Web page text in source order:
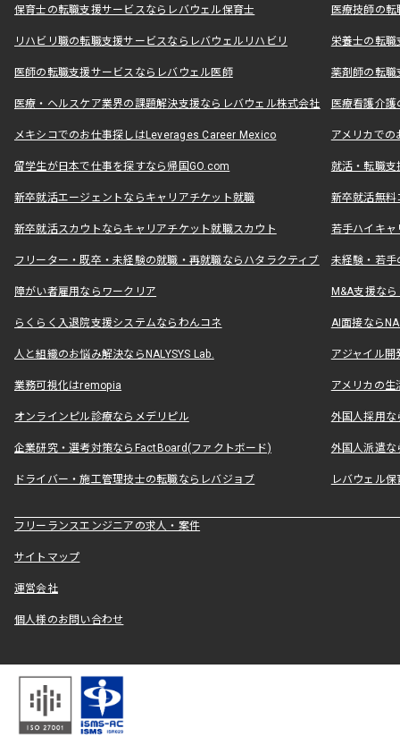
保育士の転職支援サービスならレバウェル保育士 医療技師の
リハビリ職の転職支援サービスならレバウェルリハビリ 栄養士の転
医師の転職支援サービスならレバウェル医師 薬剤師の転
医療・ヘルスケア業界の課題解決支援ならレバウェル株式会社 医療看護介
メキシコでのお仕事探しはLeverages Career Mexico アメリカで
留学生が日本で仕事を探すなら帰国GO.com 就活・転職
新卒就活エージェントならキャリアチケット就職 新卒就活無料
新卒就活スカウトならキャリアチケット就職スカウト 若手ハイキ
フリーター・既卒・未経験の就職・再就職ならハタラクティブ 未経験・若手
障がい者雇用ならワークリア M&A支援な
らくらく入退院支援システムならわんコネ AI面接なら
人と組織のお悩み解決ならNALYSYS Lab. アジャイル
業務可視化はremopia アメリカの
オンラインピル診療ならメデリピル 外国人採用
企業研究・選考対策ならFactBoard(ファクトボード) 外国人派遣な
ドライバー・施工管理技士の転職ならレバジョブ レバウェル
フリーランスエンジニアの求人・案件
サイトマップ
運営会社
個人様のお問い合わせ